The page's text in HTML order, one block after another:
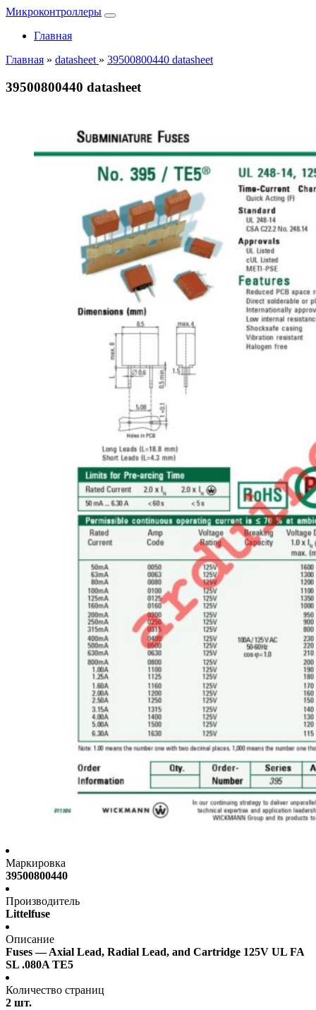
Микроконтроллеры
Главная
Главная » datasheet » 39500800440 datasheet
39500800440 datasheet
Маркировка
39500800440
Производитель
Littelfuse
Описание
Fuses — Axial Lead, Radial Lead, and Cartridge 125V UL FA
SL .080A TE5
Количество страниц
2 шт.